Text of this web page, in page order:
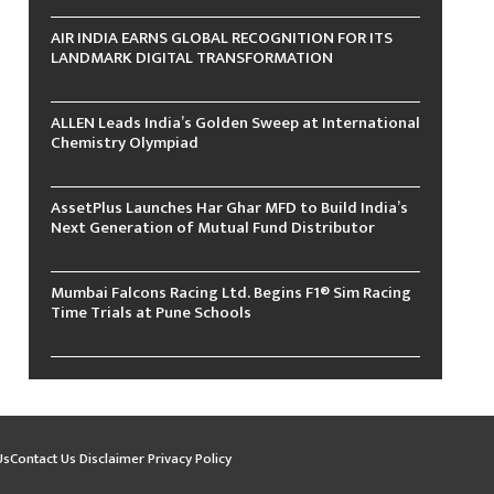
AIR INDIA EARNS GLOBAL RECOGNITION FOR ITS
LANDMARK DIGITAL TRANSFORMATION
ALLEN Leads India’s Golden Sweep at International
Chemistry Olympiad
AssetPlus Launches Har Ghar MFD to Build India’s
Next Generation of Mutual Fund Distributor
Mumbai Falcons Racing Ltd. Begins F1® Sim Racing
Time Trials at Pune Schools
Contact UsDisclaimerPrivacy Policy